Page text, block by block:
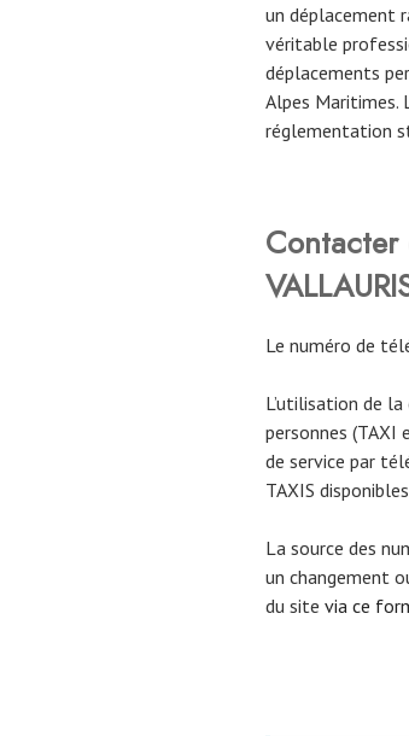
un déplacement
véritable
déplacements
Alpes Maritimes.
réglementation
Contacter
Le numéro de
L’utilisation de
personnes (TAXI
de service par
TAXIS
La source des
un changement
du site via ce